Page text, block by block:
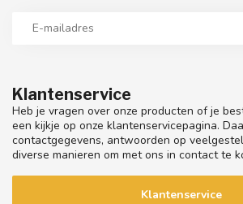
Klantenservice
Heb je vragen over onze producten of je
een kijkje op onze klantenservicepagina.
contactgegevens, antwoorden op
diverse manieren om met ons in contact te
Klantenservice